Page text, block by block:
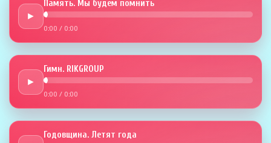
►
Память. Мы будем помнить
0:00 / 0:00
►
Гимн. RIKGROUP
0:00 / 0:00
Годовщина. Летят года